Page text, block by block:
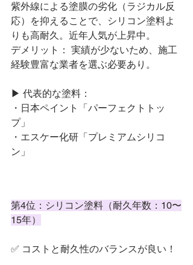
紫外線による塗膜の劣化（ラジカル反
応）を抑えることで、シリコン塗料よ
りも高耐久。近年人気が上昇中。
デメリット： 実績が少ないため、施工
経験豊富な業者を選ぶ必要あり。
▶ 代表的な塗料：
・日本ペイント「パーフェクトトッ
プ」
・エスケー化研「プレミアムシリコ
ン」
第4位：シリコン塗料（耐久年数：10〜
15年）
✅ コストと耐久性のバランスが良い！